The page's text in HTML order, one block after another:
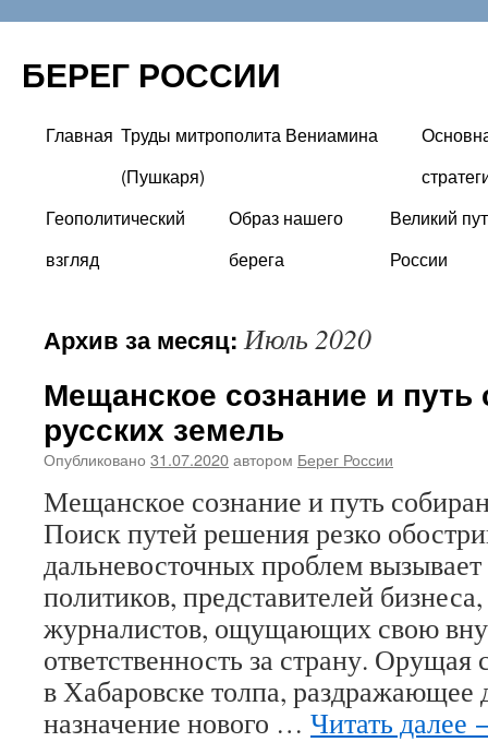
БЕРЕГ РОССИИ
Перейти
содержимому
Главная Труды митрополита Вениамина
(Пушкаря)
Геополитический
взгляд
Образ нашего
берега
Великий
России
Архив за месяц:Июль 2020
Мещанское сознание и путь
русских земель
Опубликовано 31.07.2020автором Берег России
Мещанское сознание и путь
Поиск путей решения резко
дальневосточных проблем
политиков, представителей
журналистов, ощущающих свою
ответственность за страну. Орущая
в Хабаровске толпа, раздражающее
назначение нового … Читать далее